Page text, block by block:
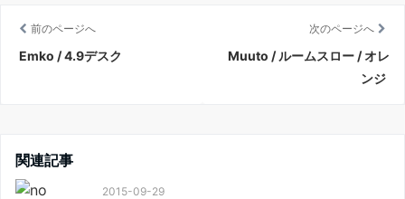
前のページへ
Emko / 4.9デスク
次のページへ
Muuto / ルームスロー / オレ
ンジ
関連記事
2015-09-29